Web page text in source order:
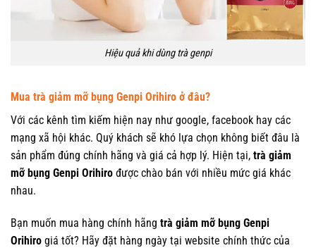
Hiệu quả khi dùng trà genpi
Mua trà giảm mỡ bụng Genpi Orihiro ở đâu?
Với các kênh tìm kiếm hiện nay như google, facebook hay các
mạng xã hội khác. Quý khách sẽ khó lựa chọn không biết đâu là
sản phẩm đúng chính hãng và giá cả hợp lý. Hiện tại, trà giảm
mỡ bụng Genpi Orihiro được chào bán với nhiều mức giá khác
nhau.
Bạn muốn mua hàng chính hãng trà giảm mỡ bụng Genpi
Orihiro giá tốt? Hãy đặt hàng ngày tại website chính thức của